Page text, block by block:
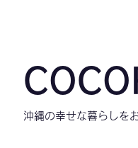
沖縄の幸せな暮らしを